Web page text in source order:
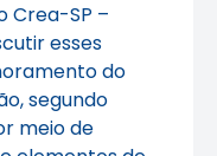
Crea-SP –
esses
do
segundo
meio de